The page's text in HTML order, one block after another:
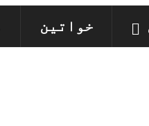
لئے 12 ارب روپے سے زائد مختص کرنے کی منظوری
خواتین